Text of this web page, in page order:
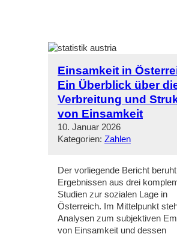
Einsamkeit in
Ein Überblick über
Verbreitung und
von Einsamkeit
10. Januar 2026
Kategorien: Zahlen
Der vorliegende Bericht
Ergebnissen aus drei
Studien zur sozialen Lage in
Österreich. Im Mittelpunkt
Analysen zum subjektiven
von Einsamkeit und dessen